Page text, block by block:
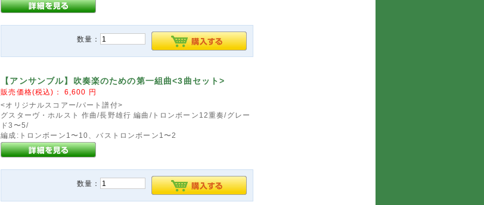
数量：
【アンサンブル】吹奏楽のための第一組曲<3曲セット>
販売価格(税込)： 6,600 円
<オリジナルスコアー/パート譜付>
グスターヴ・ホルスト 作曲/長野雄行 編曲/トロンボーン12重奏/グレー
ド3〜5/
編成:トロンボーン1〜10、バストロンボーン1〜2
数量：